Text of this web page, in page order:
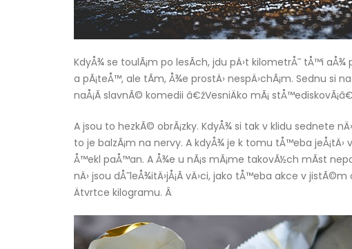
KdyÅ¾ se toulÃ¡m po lesÃ­ch, jdu pÄ›t kilometrÅ¯ tÅ™i
a pÃ¡teÅ™, ale tÃ­m, Å¾e prostÄ› nespÄ›chÃ¡m. Sednu si
naÅ¡Ã­ slavnÃ© komedii â€žVesniÄko mÃ¡
A jsou to hezkÃ© obrÃ¡zky. KdyÅ¾ si tak v klidu sednete
to je balzÃ¡m na nervy. A kdyÅ¾ je k tomu tÅ™eba jeÅ¡tÄ›
Å™ekl paÅ™an. A Å¾e u nÃ¡s mÃ¡me takovÃ½ch mÃ­st
nÄ› jsou dÅ¯leÅ¾itÄ›jÅ¡Ã­ vÄ›ci, jako tÅ™eba akce v
Ätvrtce kilogramu. Â